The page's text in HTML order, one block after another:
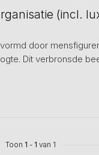
(incl.
door
Dit verbronsde
Toon 1 - 1 van 1